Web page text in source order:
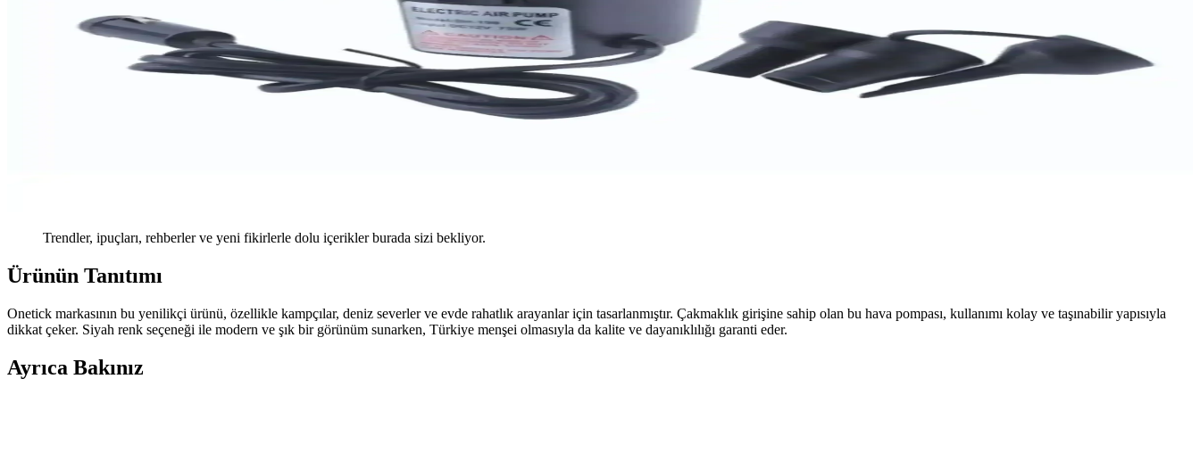
Trendler, ipuçları, rehberler ve yeni fikirlerle dolu içerikler burada sizi bekliyor.
Ürünün Tanıtımı
Onetick markasının bu yenilikçi ürünü, özellikle kampçılar, deniz severler ve evde rahatlık arayanlar için tasarlanmıştır. Çakmaklık girişine sahip olan bu hava pompası, kullanımı kolay ve taşınabilir yapısıyla
dikkat çeker. Siyah renk seçeneği ile modern ve şık bir görünüm sunarken, Türkiye menşei olmasıyla da kalite ve dayanıklılığı garanti eder.
Ayrıca Bakınız